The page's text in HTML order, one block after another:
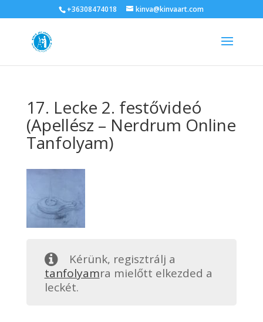
+36308474018 kinva@kinvaart.com
17. Lecke 2. festővideó
(Apellész – Nerdrum Online
Tanfolyam)
Kérünk, regisztrálj a
tanfolyamra mielőtt elkezded a
leckét.